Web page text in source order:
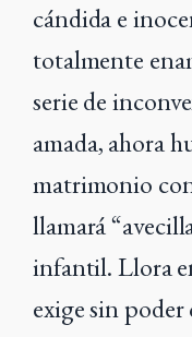
cándida e
totalmente
serie de
amada, ahora
matrimonio
llamará
infantil. Llora
exige sin